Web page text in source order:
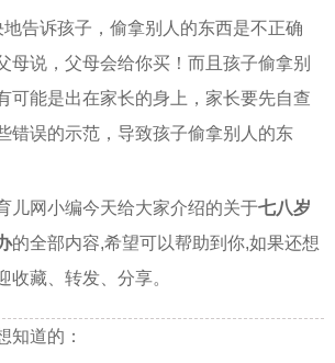
告诉孩子，偷拿别人的东西是不正确
母说，父母会给你买！而且孩子偷拿别
可能是出在家长的身上，家长要先自查
错误的示范，导致孩子偷拿别人的东
儿网小编今天给大家介绍的关于七八岁
的全部内容,希望可以帮助到你,如果还想
收藏、转发、分享。
知道的：